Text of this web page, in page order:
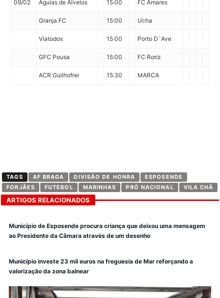
09/02 Águias de Alvelos 15:00 FC Amares
Granja FC 15:00 Ucha
Viatodos 15:00 Porto D´Ave
GFC Pousa 15:00 FC Roriz
ACR Guilhofrei 15:30 MARCA
TAGS AF BRAGA DIVISÃO DE HONRA
ESPOSENDE
FORJÃES
FUTEBOL MARINHAS PRÓ NACIONAL VILA CHÃ
ARTIGOS RELACIONADOS
Município de Esposende procura criança que deixou uma mensagem
ao Presidente da Câmara através de um desenho
Município investe 23 mil euros na freguesia de Mar reforçando a
valorização da zona balnear